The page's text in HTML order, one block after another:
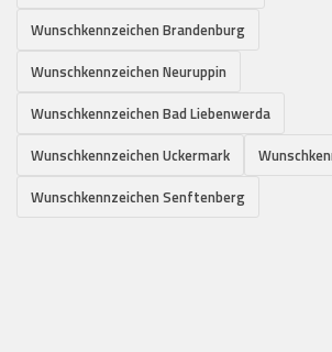
Wunschkennzeichen Brandenburg
Wunschkennzeichen Neuruppin
Wunschkennzeichen Bad Liebenwerda
Wunschkennzeichen Uckermark
Wunschkennzeichen Senftenberg